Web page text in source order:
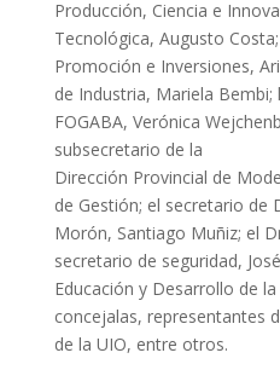
Producción, Ciencia e
Tecnológica, Augusto
Promoción e Inversiones,
de Industria, Mariela Bembi;
FOGABA, Verónica
subsecretario de la
Dirección Provincial de
de Gestión; el secretario de
Morón, Santiago Muñiz; el
secretario de seguridad,
Educación y Desarrollo de
concejalas, representantes
de la UIO, entre otros.